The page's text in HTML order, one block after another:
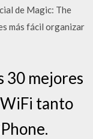
de Magic: The
más fácil organizar
30 mejores
tanto